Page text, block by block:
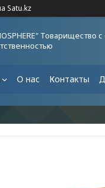
Satu.kz
Товарищество
О нас Контакты